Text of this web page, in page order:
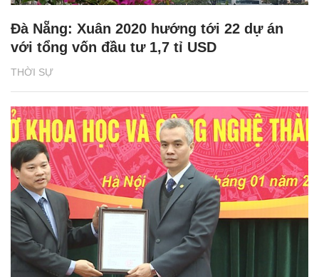
THỜI SỰ
Đà Nẵng: Xuân 2020 hướng tới 22 dự án
với tổng vốn đầu tư 1,7 tỉ USD